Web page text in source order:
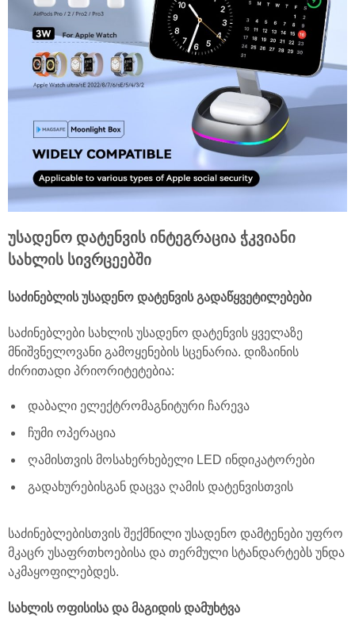
უსადენო დატენვის ინტეგრაცია ჭკვიანი
სახლის სივრცეებში
საძინებლის უსადენო დატენვის გადაწყვეტილებები
საძინებლები სახლის უსადენო დატენვის ყველაზე
მნიშვნელოვანი გამოყენების სცენარია. დიზაინის
ძირითადი პრიორიტეტებია:
დაბალი ელექტრომაგნიტური ჩარევა
ჩუმი ოპერაცია
ღამისთვის მოსახერხებელი LED ინდიკატორები
გადახურებისგან დაცვა ღამის დატენვისთვის
საძინებლებისთვის შექმნილი უსადენო დამტენები უფრო
მკაცრ უსაფრთხოებისა და თერმული სტანდარტებს უნდა
აკმაყოფილებდეს.
სახლის ოფისისა და მაგიდის დამუხტვა